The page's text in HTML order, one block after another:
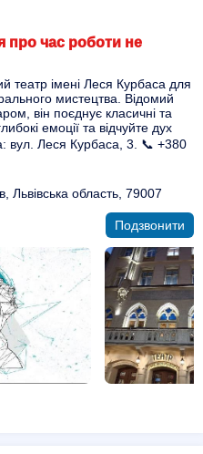
про час роботи не
театр імені Леся Курбаса для
мистецтва. Відомий
він поєднує класичні та
емоції та відчуйте дух
вул. Леся Курбаса, 3. 📞 +380
Львівська область, 79007
Подзвонити